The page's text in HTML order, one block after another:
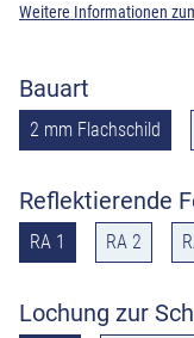
Weitere Informationen
Bauart
2 mm Flachschild
Reflektierende
RA 1 RA 2
Lochung zur